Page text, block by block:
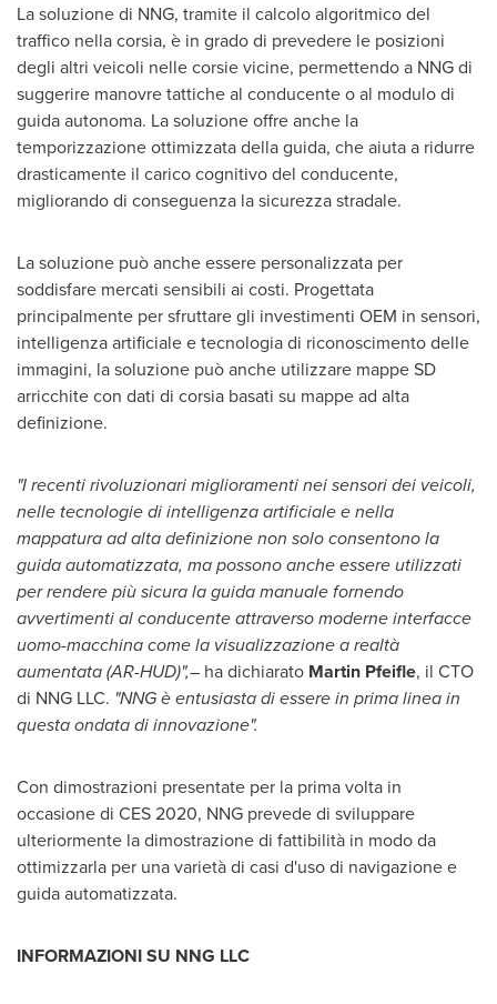
La soluzione di NNG, tramite il calcolo algoritmico del
traffico nella corsia, è in grado di prevedere le posizioni
degli altri veicoli nelle corsie vicine, permettendo a NNG di
suggerire manovre tattiche al conducente o al modulo di
guida autonoma. La soluzione offre anche la
temporizzazione ottimizzata della guida, che aiuta a ridurre
drasticamente il carico cognitivo del conducente,
migliorando di conseguenza la sicurezza stradale.
La soluzione può anche essere personalizzata per
soddisfare mercati sensibili ai costi. Progettata
principalmente per sfruttare gli investimenti OEM in sensori,
intelligenza artificiale e tecnologia di riconoscimento delle
immagini, la soluzione può anche utilizzare mappe SD
arricchite con dati di corsia basati su mappe ad alta
definizione.
"I recenti rivoluzionari miglioramenti nei sensori dei veicoli,
nelle tecnologie di intelligenza artificiale e nella
mappatura ad alta definizione non solo consentono la
guida automatizzata, ma possono anche essere utilizzati
per rendere più sicura la guida manuale fornendo
avvertimenti al conducente attraverso moderne interfacce
uomo-macchina come la visualizzazione a realtà
aumentata (AR-HUD)",– ha dichiarato Martin Pfeifle, il CTO
di NNG LLC. "NNG è entusiasta di essere in prima linea in
questa ondata di innovazione".
Con dimostrazioni presentate per la prima volta in
occasione di CES 2020, NNG prevede di sviluppare
ulteriormente la dimostrazione di fattibilità in modo da
ottimizzarla per una varietà di casi d'uso di navigazione e
guida automatizzata.
INFORMAZIONI SU NNG LLC